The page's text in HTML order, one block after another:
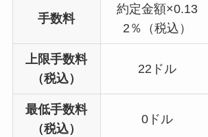
手数料
約定金額×0.13
2％（税込）
上限手数料
（税込）
22ドル
最低手数料
（税込）
0ドル